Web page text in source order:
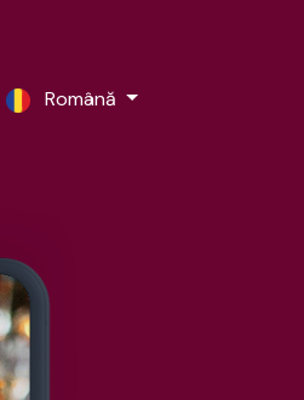
Română